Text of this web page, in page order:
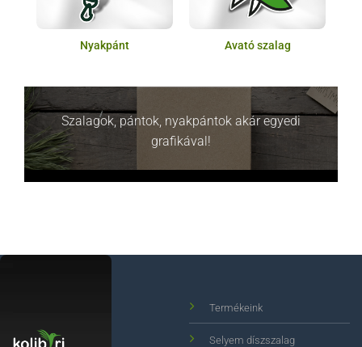
Nyakpánt Avató szalag
Szalagok, pántok, nyakpántok akár egyedi
grafikával!
Termékeink
Selyem díszszalag